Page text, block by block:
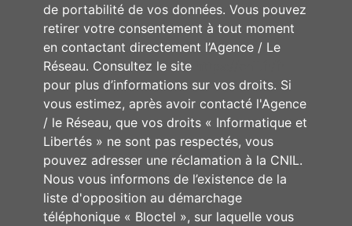
de portabilité de vos données. Vous pouvez
retirer votre consentement à tout moment
en contactant directement l’Agence / Le
Réseau. Consultez le site
pour plus d’informations sur vos droits. Si
vous estimez, après avoir contacté l'Agence
/ le Réseau, que vos droits « Informatique et
Libertés » ne sont pas respectés, vous
pouvez adresser une réclamation à la CNIL.
Nous vous informons de l’existence de la
liste d'opposition au démarchage
téléphonique « Bloctel », sur laquelle vous